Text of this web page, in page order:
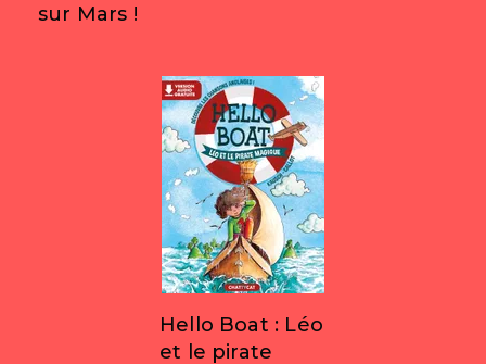
sur Mars !
Hello Boat : Léo
et le pirate